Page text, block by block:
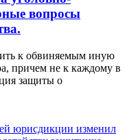
вопросы
к обвиняемым иную
причем не к каждому в
защиты о